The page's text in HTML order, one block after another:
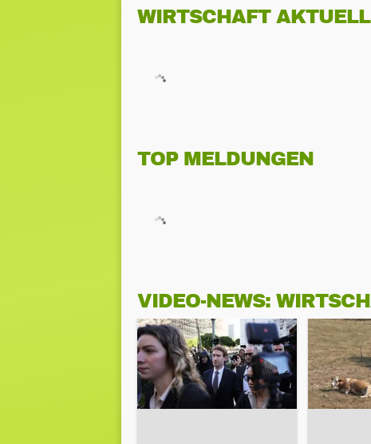
WIRTSCHAFT AKTUELL
TOP MELDUNGEN
VIDEO-NEWS: